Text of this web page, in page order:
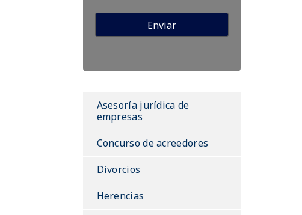
Asesoría jurídica de
empresas
Concurso de acreedores
Divorcios
Herencias